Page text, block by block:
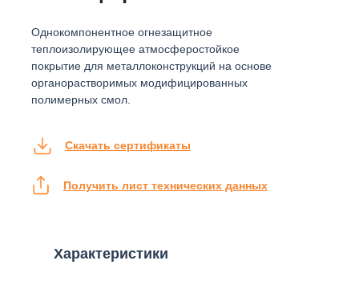
Однокомпонентное огнезащитное
теплоизолирующее атмосферостойкое
покрытие для металлоконструкций на основе
органорастворимых модифицированных
полимерных смол.
Скачать сертификаты
Получить лист технических данных
Характеристики